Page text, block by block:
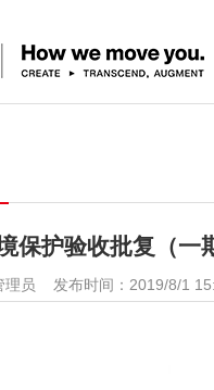
保护验收批复（一
理员 发布时间：2019/8/1